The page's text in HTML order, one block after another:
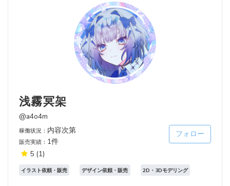
浅霧冥架
@a4o4m
稼働状況： 内容次第
販売実績： 1件
5 (1)
フォロー
イラスト依頼・販売 デザイン依頼・販売 2D・3Dモデリング